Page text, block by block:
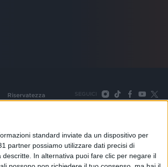
standard inviate da un dispositivo per
partner possiamo utilizzare dati precisi di
In alternativa puoi fare clic per negare il
Riservatezza SEGUICI
(Mi) |Tel. +39 02 254441 | Fax +39
TORNA SU